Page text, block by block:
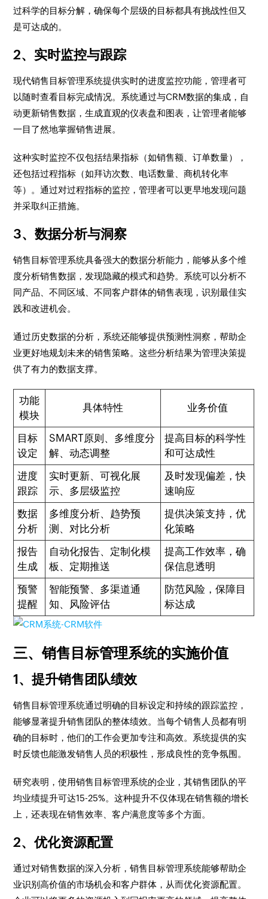
过科学的目标分解，确保每个层级的目标都具有挑战性但又
是可达成的。
2、实时监控与跟踪
现代销售目标管理系统提供实时的进度监控功能，管理者可
以随时查看目标完成情况。系统通过与CRM数据的集成，自
动更新销售数据，生成直观的仪表盘和图表，让管理者能够
一目了然地掌握销售进展。
这种实时监控不仅包括结果指标（如销售额、订单数量），
还包括过程指标（如拜访次数、电话数量、商机转化率
等）。通过对过程指标的监控，管理者可以更早地发现问题
并采取纠正措施。
3、数据分析与洞察
销售目标管理系统具备强大的数据分析能力，能够从多个维
度分析销售数据，发现隐藏的模式和趋势。系统可以分析不
同产品、不同区域、不同客户群体的销售表现，识别最佳实
践和改进机会。
通过历史数据的分析，系统还能够提供预测性洞察，帮助企
业更好地规划未来的销售策略。这些分析结果为管理决策提
供了有力的数据支撑。
功能
模块
具体特性 业务价值
目标
设定
SMART原则、多维度分
解、动态调整
提高目标的科学性
和可达成性
进度
跟踪
实时更新、可视化展
示、多层级监控
及时发现偏差，快
速响应
数据
分析
多维度分析、趋势预
测、对比分析
提供决策支持，优
化策略
报告
生成
自动化报告、定制化模
板、定期推送
提高工作效率，确
保信息透明
预警
提醒
智能预警、多渠道通
知、风险评估
防范风险，保障目
标达成
三、销售目标管理系统的实施价值
1、提升销售团队绩效
销售目标管理系统通过明确的目标设定和持续的跟踪监控，
能够显著提升销售团队的整体绩效。当每个销售人员都有明
确的目标时，他们的工作会更加专注和高效。系统提供的实
时反馈也能激发销售人员的积极性，形成良性的竞争氛围。
研究表明，使用销售目标管理系统的企业，其销售团队的平
均业绩提升可达15-25%。这种提升不仅体现在销售额的增长
上，还表现在销售效率、客户满意度等多个方面。
2、优化资源配置
通过对销售数据的深入分析，销售目标管理系统能够帮助企
业识别高价值的市场机会和客户群体，从而优化资源配置。